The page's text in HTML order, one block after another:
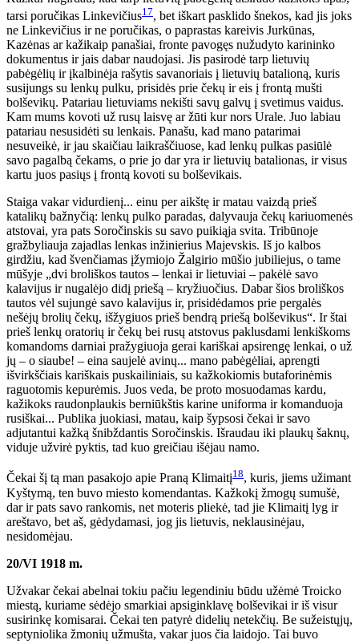
tarsi poručikas Linkevičius17, bet iškart pasklido šnekos, kad jis joks
ne Linkevičius ir ne poručikas, o paprastas kareivis Jurkūnas,
Kazėnas ar kažikaip panašiai, fronte pavogęs nužudyto karininko
dokumentus ir jais dabar naudojasi. Jis pasirodė tarp lietuvių
pabėgėlių ir įkalbinėja rašytis savanoriais į lietuvių batalioną, kuris
susijungs su lenkų pulku, prisidės prie čekų ir eis į frontą mušti
bolševikų. Patariau lietuviams nekišti savų galvų į svetimus vaidus.
Kam mums kovoti už rusų laisvę ar žūti kur nors Urale. Juo labiau
patariau nesusidėti su lenkais. Panašu, kad mano patarimai
nesuveikė, ir jau skaičiau laikraščiuose, kad lenkų pulkas pasiūlė
savo pagalbą čekams, o prie jo dar yra ir lietuvių batalionas, ir visus
kartu juos pasiųs į frontą kovoti su bolševikais.
Staiga vakar vidurdienį... einu per aikštę ir matau vaizdą prieš
katalikų bažnyčią: lenkų pulko paradas, dalyvauja čekų kariuomenės
atstovai, yra pats Soročinskis su savo puikiąja svita. Tribūnoje
gražbyliauja zajadlas lenkas inžinierius Majevskis. Iš jo kalbos
girdžiu, kad švenčiamas įžymiojo Žalgirio mūšio jubiliejus, o tame
mūšyje „dvi broliškos tautos – lenkai ir lietuviai – pakėlė savo
kalavijus ir nugalėjo didį priešą – kryžiuočius. Dabar šios broliškos
tautos vėl sujungė savo kalavijus ir, prisidėdamos prie pergalės
nešėjų brolių čekų, išžygiuos prieš bendrą priešą bolševikus“. Ir štai
prieš lenkų oratorių ir čekų bei rusų atstovus paklusdami lenkiškoms
komandoms darniai pražygiuoja gerai kariškai apsirengę lenkai, o už
jų – o siaube! – eina saujelė avinų... mano pabėgėliai, aprengti
išvirkščiais kariškais puskailiniais, su kažkokiomis butaforinėmis
raguotomis kepurėmis. Juos veda, be proto mosuodamas kardu,
kažikoks raudonplaukis berniūkštis karine uniforma ir komanduoja
rusiškai... Publika juokiasi, matau, kaip šypsosi čekai ir savo
adjutantui kažką šnibždantis Soročinskis. Išraudau iki plaukų šaknų,
viduje užvirė pyktis, tad kuo greičiau išėjau namo.
Čekai šį tą man pasakojo apie Praną Klimaitį18, kuris, jiems užimant
Kyštymą, ten buvo miesto komendantas. Kažkokį žmogų sumušė,
dar ir pats savo rankomis, net moteris pliekė, tad jie Klimaitį lyg ir
areštavo, bet aš, gėdydamasi, jog jis lietuvis, neklausinėjau,
nesidomėjau.
20/VI 1918 m.
Užvakar čekai abelnai tokiu pačiu legendiniu būdu užėmė Troicko
miestą, kuriame sėdėjo smarkiai apsiginklavę bolševikai ir iš visur
susirinkę komisarai. Čekai ten patyrė didelių netekčių. Be sužeistųjų,
septyniolika žmonių užmušta, vakar juos čia laidojo. Tai buvo